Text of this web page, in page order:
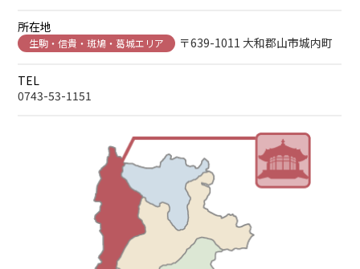
所在地
生駒・信貴・斑鳩・葛城エリア 〒639-1011 大和郡山市城内町
TEL
0743-53-1151